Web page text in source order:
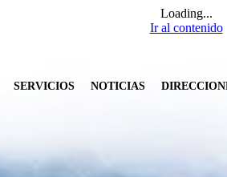
Loading...
Ir al contenido
SERVICIOS NOTICIAS